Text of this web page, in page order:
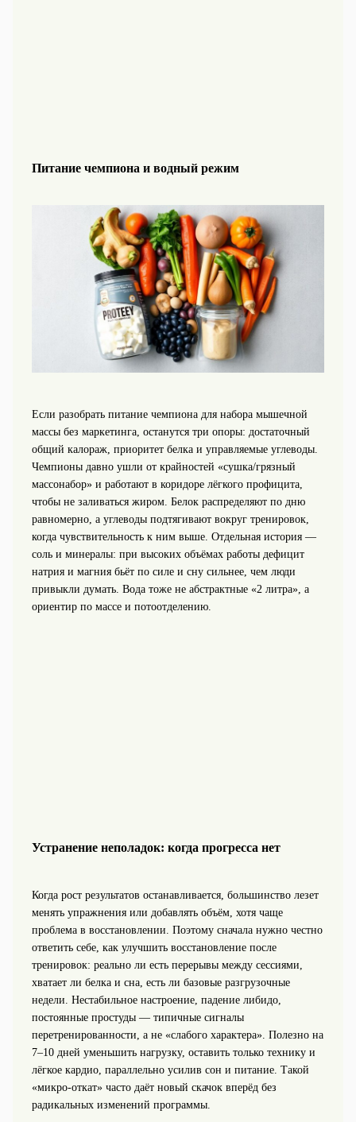
Питание чемпиона и водный режим
Если разобрать питание чемпиона для набора мышечной
массы без маркетинга, останутся три опоры: достаточный
общий калораж, приоритет белка и управляемые углеводы.
Чемпионы давно ушли от крайностей «сушка/грязный
массонабор» и работают в коридоре лёгкого профицита,
чтобы не заливаться жиром. Белок распределяют по дню
равномерно, а углеводы подтягивают вокруг тренировок,
когда чувствительность к ним выше. Отдельная история —
соль и минералы: при высоких объёмах работы дефицит
натрия и магния бьёт по силе и сну сильнее, чем люди
привыкли думать. Вода тоже не абстрактные «2 литра», а
ориентир по массе и потоотделению.
Устранение неполадок: когда прогресса нет
Когда рост результатов останавливается, большинство лезет
менять упражнения или добавлять объём, хотя чаще
проблема в восстановлении. Поэтому сначала нужно честно
ответить себе, как улучшить восстановление после
тренировок: реально ли есть перерывы между сессиями,
хватает ли белка и сна, есть ли базовые разгрузочные
недели. Нестабильное настроение, падение либидо,
постоянные простуды — типичные сигналы
перетренированности, а не «слабого характера». Полезно на
7–10 дней уменьшить нагрузку, оставить только технику и
лёгкое кардио, параллельно усилив сон и питание. Такой
«микро-откат» часто даёт новый скачок вперёд без
радикальных изменений программы.